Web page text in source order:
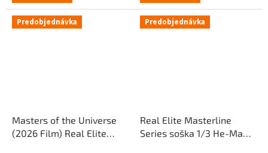
Predobjednávka
Masters of the Universe
(2026 Film) Real Elite
Predobjednávka
Real Elite Masterline
Series soška 1/3 He-Mana